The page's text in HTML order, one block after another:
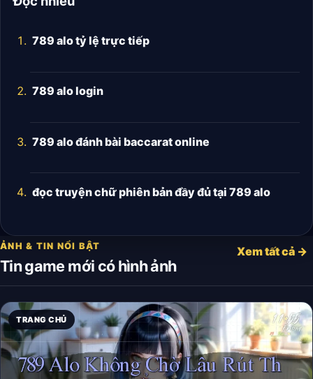
789 alo tỷ lệ trực tiếp
789 alo login
789 alo đánh bài baccarat online
đọc truyện chữ phiên bản đầy đủ tại 789 alo
ẢNH & TIN NỔI BẬT
Tin game mới có hình ảnh
Xem tất cả →
TRANG CHỦ